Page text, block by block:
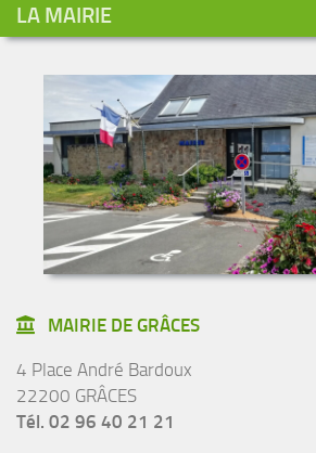
LA MAIRIE
MAIRIE DE GRÂCES
4 Place André Bardoux
22200 GRÂCES
Tél. 02 96 40 21 21